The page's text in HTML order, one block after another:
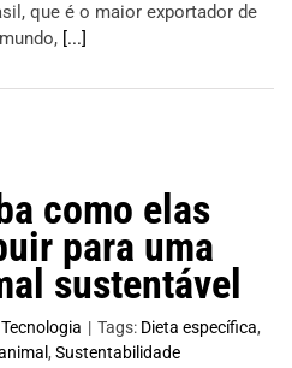
que é o maior exportador de
[...]
como elas
para uma
sustentável
| Tags: Dieta específica,
, Sustentabilidade